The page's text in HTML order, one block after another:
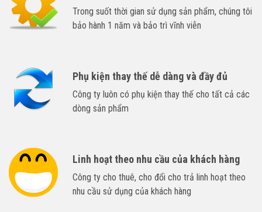
Trong suốt thời gian sử dụng sản phẩm, chúng tôi
bảo hành 1 năm và bảo trì vĩnh viễn
Phụ kiện thay thế dễ dàng và đầy đủ
Công ty luôn có phụ kiện thay thế cho tất cả các
dòng sản phẩm
Linh hoạt theo nhu cầu của khách hàng
Công ty cho thuê, cho đổi cho trả linh hoạt theo
nhu cầu sử dụng của khách hàng